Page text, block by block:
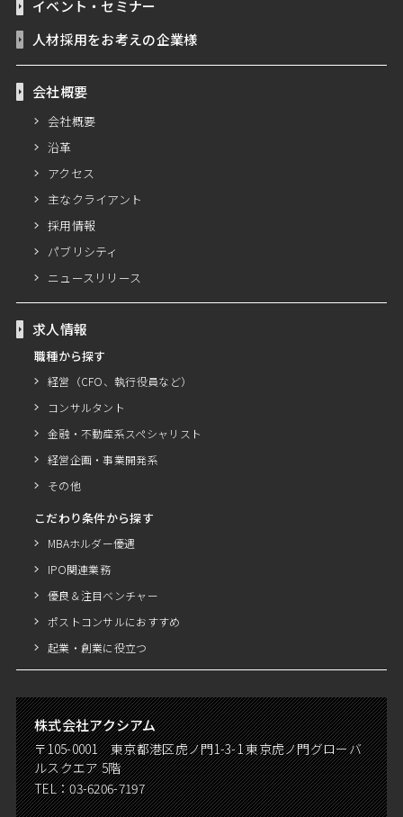
イベント・セミナー
人材採用をお考えの企業様
会社概要
会社概要
沿革
アクセス
主なクライアント
採用情報
パブリシティ
ニュースリリース
求人情報
職種から探す
経営（CFO、執行役員など）
コンサルタント
金融・不動産系スペシャリスト
経営企画・事業開発系
その他
こだわり条件から探す
MBAホルダー優遇
IPO関連業務
優良＆注目ベンチャー
ポストコンサルにおすすめ
起業・創業に役立つ
株式会社アクシアム
〒105-0001 東京都港区虎ノ門1-3-1 東京虎ノ門グローバ
ルスクエア 5階
TEL：03-6206-7197